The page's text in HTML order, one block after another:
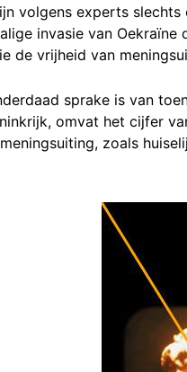
volgens experts
invasie van
de vrijheid van
sprake is van
omvat het cijfer
zoals